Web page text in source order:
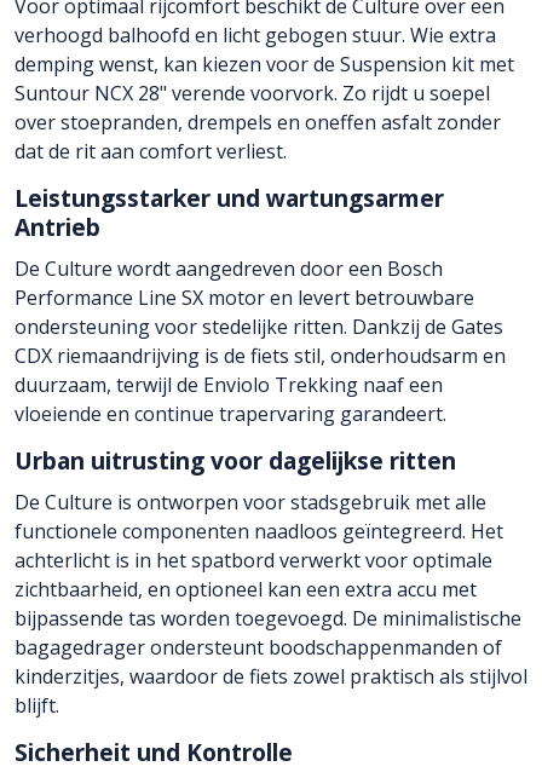
Voor optimaal rijcomfort beschikt de Culture over een
verhoogd balhoofd en licht gebogen stuur. Wie extra
demping wenst, kan kiezen voor de Suspension kit met
Suntour NCX 28" verende voorvork. Zo rijdt u soepel
over stoepranden, drempels en oneffen asfalt zonder
dat de rit aan comfort verliest.
Leistungsstarker und wartungsarmer
Antrieb
De Culture wordt aangedreven door een Bosch
Performance Line SX motor en levert betrouwbare
ondersteuning voor stedelijke ritten. Dankzij de Gates
CDX riemaandrijving is de fiets stil, onderhoudsarm en
duurzaam, terwijl de Enviolo Trekking naaf een
vloeiende en continue trapervaring garandeert.
Urban uitrusting voor dagelijkse ritten
De Culture is ontworpen voor stadsgebruik met alle
functionele componenten naadloos geïntegreerd. Het
achterlicht is in het spatbord verwerkt voor optimale
zichtbaarheid, en optioneel kan een extra accu met
bijpassende tas worden toegevoegd. De minimalistische
bagagedrager ondersteunt boodschappenmanden of
kinderzitjes, waardoor de fiets zowel praktisch als stijlvol
blijft.
Sicherheit und Kontrolle